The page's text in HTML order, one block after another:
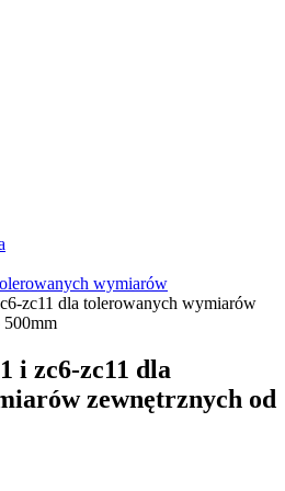
wymiarów
zc11 dla tolerowanych wymiarów
500mm
i zc6-zc11 dla
zewnętrznych od